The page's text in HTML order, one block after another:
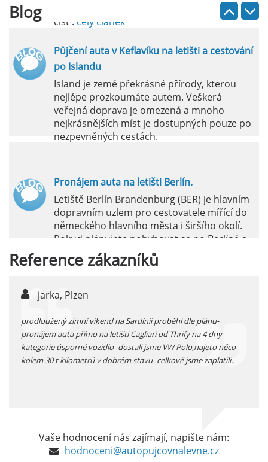
Blog číst : celý článek
Půjčení auta v Keflavíku na letišti a cestování
po Islandu
Island je země překrásné přírody, kterou
nejlépe prozkoumáte autem. Veškerá
veřejná doprava je omezená a mnoho
nejkrásnějších míst je dostupných pouze po
nezpevněných cestách.
Pronájem auta na letišti Berlín.
Letiště Berlín Brandenburg (BER) je hlavním
dopravním uzlem pro cestovatele mířící do
německého hlavního města i širšího okolí.
Pokud plánujete pohybovat se po Berlíně a
okolních regionech bez omezení, pronájem
auta přímo na letišti je ideální volbou.
Letiště Marseille, oficiálně známé jako
mezinárodní letiště Marseille-Provence, je
hlavní vstupní branou do regionu Provence
a nachází se přibližně 27 km od centra města
Půjčení auta na letišti v Alicante je výborný
způsob, jak pohodlně objevovat město i jeho
Reference zákazníků
jarka, Plzen
prodloužený zimní víkend na Sardínii proběhl dle plánu-
pronájem auta přímo na letišti Cagliari od Thrify na 4 dny-
kategorie úsporné vozidlo -dostali jsme VW Polo,najeto něco
kolem 30 t kilometrů v dobrém stavu -celkově jsme zaplatili..
Vaše hodnocení nás zajímají, napište nám:
hodnoceni@autopujcovnalevne.cz